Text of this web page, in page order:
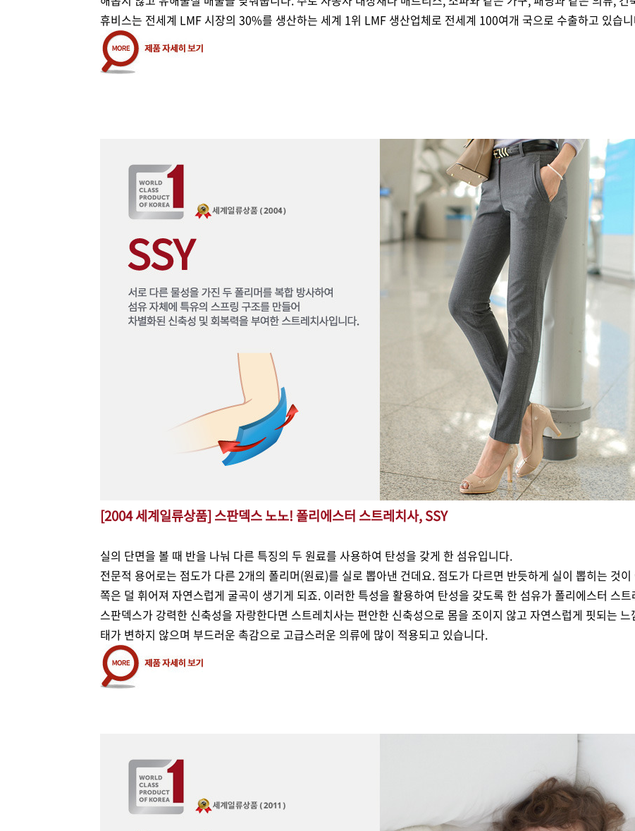
휴비스는 전세계 LMF 시장의 30%를 생산하는 세계 1위 LMF 생산업체로 전세계 100여개 국으로 수출하고 있습
[2004 세계일류상품] 스판덱스 노노! 폴리에스터 스트레치사,SSY
실의 단면을 볼 때 반을 나눠 다른 특징의 두 원료를 사용하여 탄성을 갖게 한 섬유입니다.
전문적 용어로는 점도가 다른 2개의 폴리머(원료)를 실로 뽑아낸 건데요. 점도가 다르면 반듯하게 실이 뽑히는 것
쪽은 덜 휘어져 자연스럽게 굴곡이 생기게 되죠. 이러한 특성을 활용하여 탄성을 갖도록 한 섬유가 폴리에스터 스
스판덱스가 강력한 신축성을 자랑한다면 스트레치사는 편안한 신축성으로 몸을 조이지 않고 자연스럽게 핏되는
태가 변하지 않으며 부드러운 촉감으로 고급스러운 의류에 많이 적용되고 있습니다.